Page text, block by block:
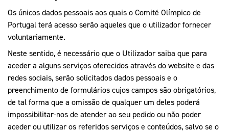
Os únicos dados pessoais aos quais o Comité Olímpico de
Portugal terá acesso serão aqueles que o utilizador fornecer
voluntariamente.
Neste sentido, é necessário que o Utilizador saiba que para
aceder a alguns serviços oferecidos através do website e das
redes sociais, serão solicitados dados pessoais e o
preenchimento de formulários cujos campos são obrigatórios,
de tal forma que a omissão de qualquer um deles poderá
impossibilitar-nos de atender ao seu pedido ou não poder
aceder ou utilizar os referidos serviços e conteúdos, salvo se o